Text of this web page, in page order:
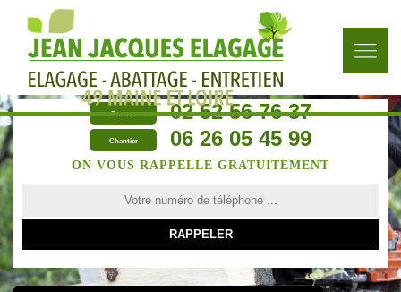
Bureau 02 52 56 76 37
Chantier 06 26 05 45 99
ON VOUS RAPPELLE GRATUITEMENT